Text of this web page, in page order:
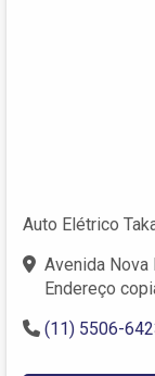
Auto Elétrico
Avenida Nova
Endereço
(11) 5506-